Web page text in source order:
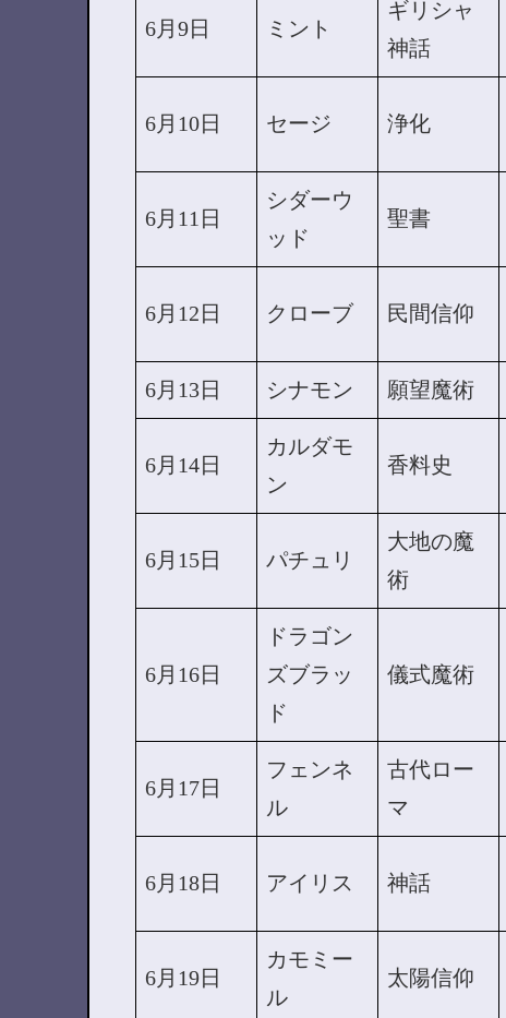
6月9日 ミント
ギリシャ
神話
6月10日 セージ 浄化
6月11日
シダーウ
ッド
聖書
6月12日 クローブ 民間信仰
6月13日 シナモン 願望魔術
6月14日
カルダモ
ン
香料史
6月15日 パチュリ
大地の魔
術
6月16日
ドラゴン
ズブラッ
ド
儀式魔術
6月17日
フェンネ
ル
古代ロー
マ
6月18日 アイリス 神話
6月19日
カモミー
ル
太陽信仰